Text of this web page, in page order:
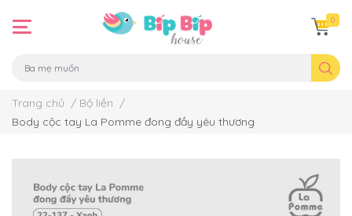
0
Trang chủ / Bộ liền /
Body cộc tay La Pomme đong đầy yêu thương